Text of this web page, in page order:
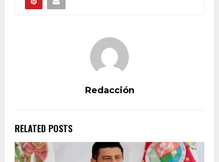
Redacción
RELATED POSTS